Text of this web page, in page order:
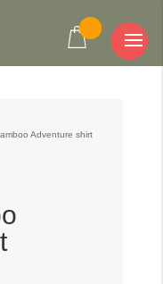
Adventure shirt